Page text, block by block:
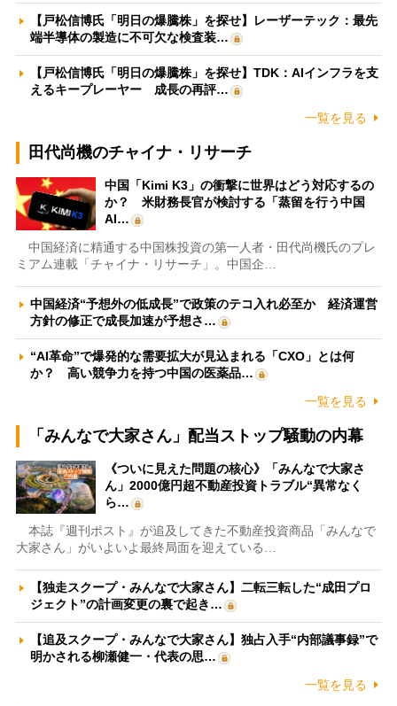
【戸松信博氏「明日の爆騰株」を探せ】レーザーテック：最先
端半導体の製造に不可欠な検査装…
【戸松信博氏「明日の爆騰株」を探せ】TDK：AIインフラを支
えるキープレーヤー 成長の再評…
一覧を見る
田代尚機のチャイナ・リサーチ
中国「Kimi K3」の衝撃に世界はどう対応するの
か？ 米財務長官が検討する「蒸留を行う中国
AI…
中国経済に精通する中国株投資の第一人者・田代尚機氏のプレ
ミアム連載「チャイナ・リサーチ」。中国企…
中国経済“予想外の低成長”で政策のテコ入れ必至か 経済運営
方針の修正で成長加速が予想さ…
“AI革命”で爆発的な需要拡大が見込まれる「CXO」とは何
か？ 高い競争力を持つ中国の医薬品…
一覧を見る
「みんなで大家さん」配当ストップ騒動の内幕
《ついに見えた問題の核心》「みんなで大家さ
ん」2000億円超不動産投資トラブル“異常なく
ら…
本誌『週刊ポスト』が追及してきた不動産投資商品「みんなで
大家さん」がいよいよ最終局面を迎えている…
【独走スクープ・みんなで大家さん】二転三転した“成田プロ
ジェクト”の計画変更の裏で起き…
【追及スクープ・みんなで大家さん】独占入手“内部議事録”で
明かされる柳瀬健一・代表の思…
一覧を見る